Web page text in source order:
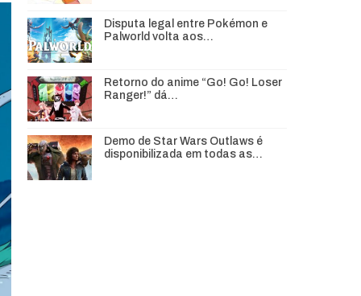
Disputa legal entre Pokémon e
Palworld volta aos…
Retorno do anime “Go! Go! Loser
Ranger!” dá…
Demo de Star Wars Outlaws é
disponibilizada em todas as…